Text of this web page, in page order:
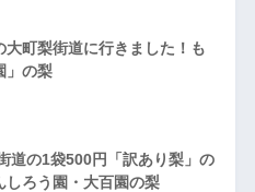
大町梨街道に行きました！も
」の梨
道の1袋500円「訳あり梨」の
しろう園・大百園の梨